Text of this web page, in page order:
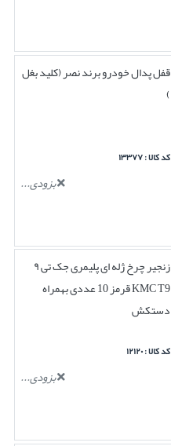
قفل پدال خودرو برند نصر (کلید بغل
)
کد کالا : ۱۳۳۷۷
بزودی...
زنجیر چرخ ژله ای پلیمری جک تی ۹
KMC T9 قرمز 10 عددی بهمراه
دستکش
کد کالا : ۱۲۱۲۰
بزودی...